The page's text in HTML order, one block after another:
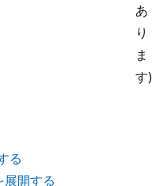
あ
り
ま
す)
る
開する